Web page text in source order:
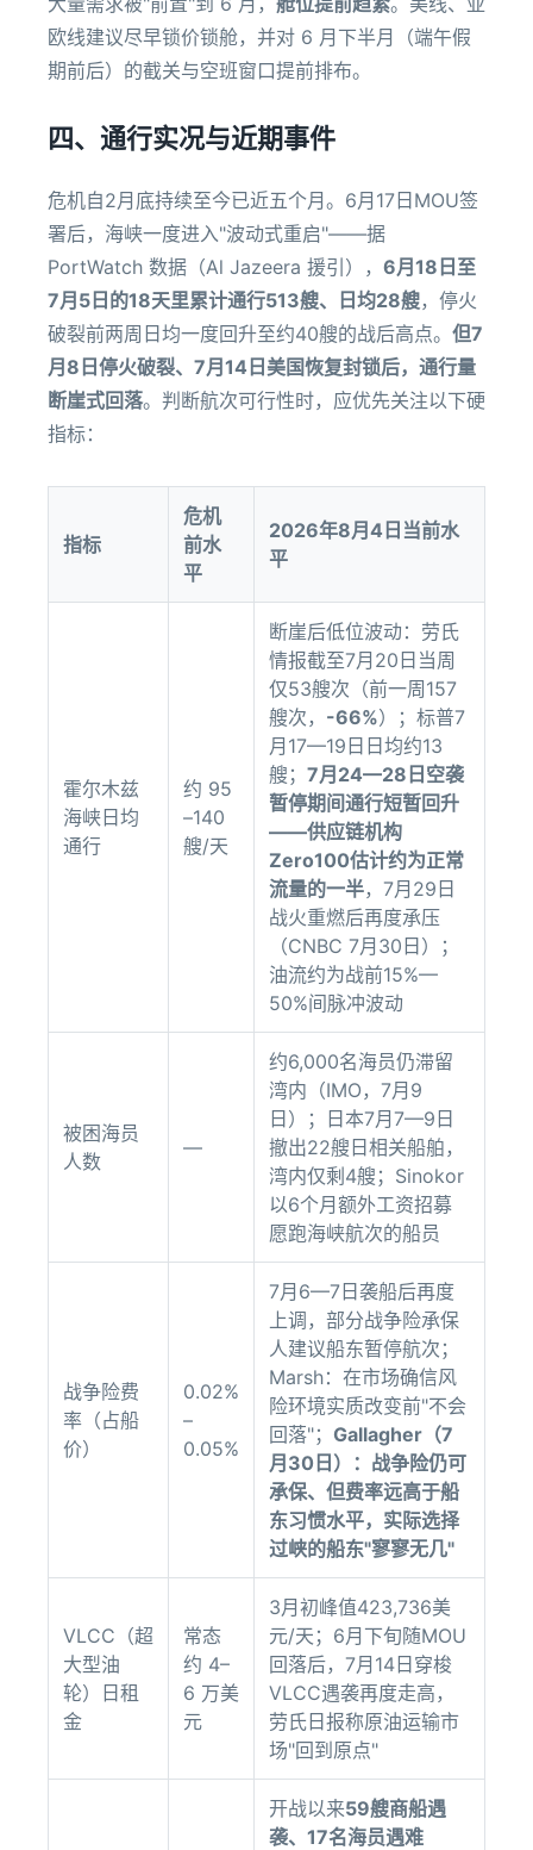
欧线建议尽早锁价锁舱，并对 6 月下半月（端午假
期前后）的截关与空班窗口提前排布。
四、通行实况与近期事件
危机自2月底持续至今已近五个月。6月17日MOU签
署后，海峡一度进入"波动式重启"——据
PortWatch 数据（Al Jazeera 援引）， 6月18日至
7月5日的18天里累计通行513艘、日均28艘，停火
破裂前两周日均一度回升至约40艘的战后高点。 但7
月8日停火破裂、7月14日美国恢复封锁后，通行量
断崖式回落。判断航次可行性时，应优先关注以下硬
指标：
指标
危机
前水
平
2026年8月4日当前水
平
霍尔木兹
海峡日均
通行
约 95
–140
艘/天
断崖后低位波动：劳氏
情报截至7月20日当周
仅53艘次（前一周157
艘次， -66%）；标普7
月17—19日日均约13
艘； 7月24—28日空袭
暂停期间通行短暂回升
——供应链机构
Zero100估计约为正常
流量的一半，7月29日
战火重燃后再度承压
（CNBC 7月30日）；
油流约为战前15%—
50%间脉冲波动
被困海员
人数
—
约6,000名海员仍滞留
湾内（IMO，7月9
日）；日本7月7—9日
撤出22艘日相关船舶，
湾内仅剩4艘；Sinokor
以6个月额外工资招募
愿跑海峡航次的船员
战争险费
率（占船
价）
0.02%
–
0.05%
7月6—7日袭船后再度
上调，部分战争险承保
人建议船东暂停航次；
Marsh：在市场确信风
险环境实质改变前"不会
回落"； Gallagher（7
月30日）：战争险仍可
承保、但费率远高于船
东习惯水平，实际选择
过峡的船东"寥寥无几"
VLCC（超
大型油
轮）日租
金
常态
约 4–
6 万美
元
3月初峰值423,736美
元/天；6月下旬随MOU
回落后，7月14日穿梭
VLCC遇袭再度走高，
劳氏日报称原油运输市
场"回到原点"
开战以来59艘商船遇
袭、17名海员遇难